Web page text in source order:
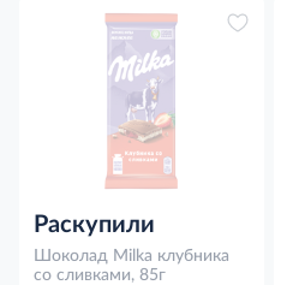
Раскупили
Шоколад Milka клубника
со сливками, 85г